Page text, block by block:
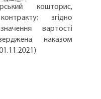
кошторис,
згідно
вартості
наказом